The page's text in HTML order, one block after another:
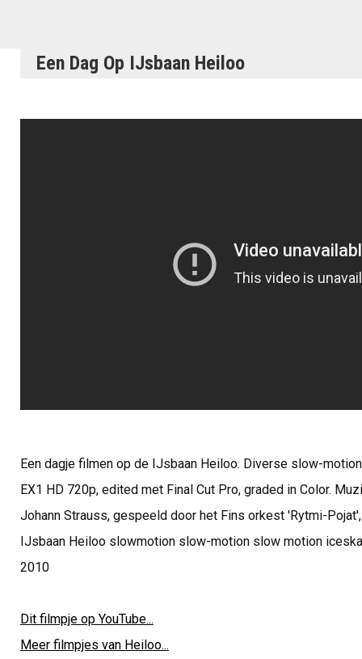
Een Dag Op IJsbaan Heiloo
Een dagje filmen op de IJsbaan Heiloo. Diverse slow-
EX1 HD 720p, edited met Final Cut Pro, graded in Color.
Johann Strauss, gespeeld door het Fins orkest 'Rytmi-
IJsbaan Heiloo slowmotion slow-motion slow motion
2010
Dit filmpje op YouTube...
Meer filmpjes van Heiloo...